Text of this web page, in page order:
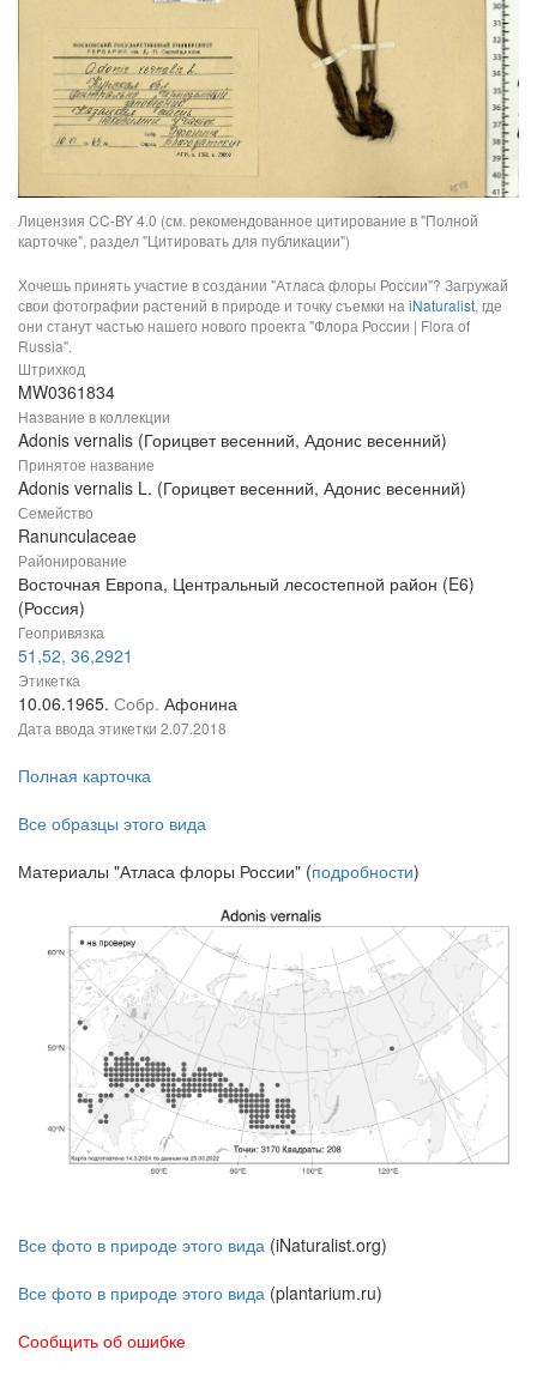
Лицензия CC-BY 4.0 (см. рекомендованное цитирование в "Полной
карточке", раздел "Цитировать для публикации")
Хочешь принять участие в создании "Атласа флоры России"? Загружай
свои фотографии растений в природе и точку съемки на iNaturalist, где
они станут частью нашего нового проекта "Флора России | Flora of
Russia".
Штрихкод
MW0361834
Название в коллекции
Adonis vernalis (Горицвет весенний, Адонис весенний)
Принятое название
Adonis vernalis L. (Горицвет весенний, Адонис весенний)
Семейство
Ranunculaceae
Районирование
Восточная Европа, Центральный лесостепной район (E6)
(Россия)
Геопривязка
51,52, 36,2921
Этикетка
10.06.1965. Собр. Афонина
Дата ввода этикетки 2.07.2018
Полная карточка
Все образцы этого вида
Материалы "Атласа флоры России" (подробности)
Все фото в природе этого вида (iNaturalist.org)
Все фото в природе этого вида (plantarium.ru)
Сообщить об ошибке